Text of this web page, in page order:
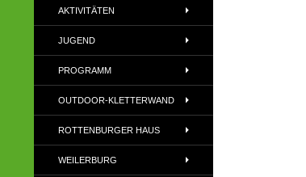
AKTIVITÄTEN
JUGEND
PROGRAMM
OUTDOOR-KLETTERWAND
ROTTENBURGER HAUS
WEILERBURG